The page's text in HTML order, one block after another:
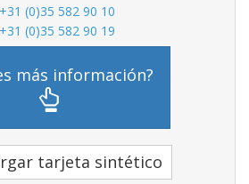
+31 (0)35 582 90 10
+31 (0)35 582 90 19
más información?
tarjeta sintético